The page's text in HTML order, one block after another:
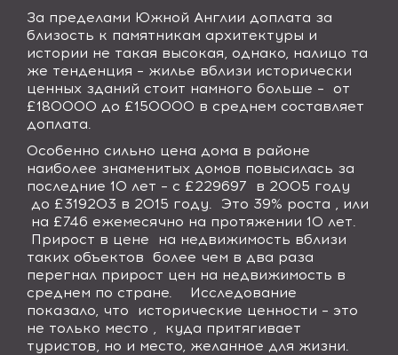
За пределами Южной Англии доплата за
близость к памятникам архитектуры и
истории не такая высокая, однако, налицо та
же тенденция – жилье вблизи исторически
ценных зданий стоит намного больше –
от
£180000 до £150000 в среднем составляет
доплата.
Особенно сильно цена дома в районе
наиболее знаменитых домов повысилась за
последние 10 лет – с £229697
в 2005 году
до £319203 в 2015 году.
Это 39% роста , или
на £746 ежемесячно на протяжении 10 лет.
Прирост в цене
на недвижимость вблизи
таких объектов более чем в два раза
перегнал прирост цен на недвижимость в
среднем по стране.
Исследование
показало, что
исторические ценности – это
не только место ,
куда притягивает
туристов, но и место, желанное для жизни.